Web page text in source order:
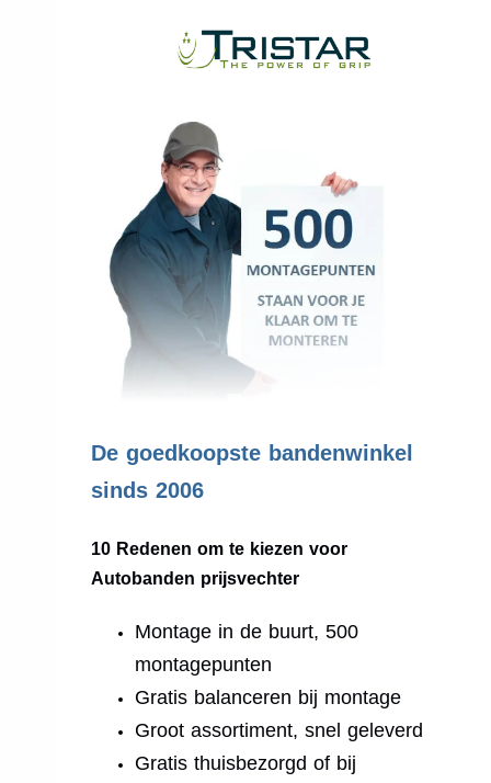
De goedkoopste bandenwinkel
sinds 2006
10 Redenen om te kiezen voor
Autobanden prijsvechter
Montage in de buurt, 500
montagepunten
Gratis balanceren bij montage
Groot assortiment, snel geleverd
Gratis thuisbezorgd of bij